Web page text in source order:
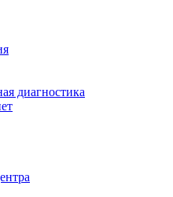
диагностика